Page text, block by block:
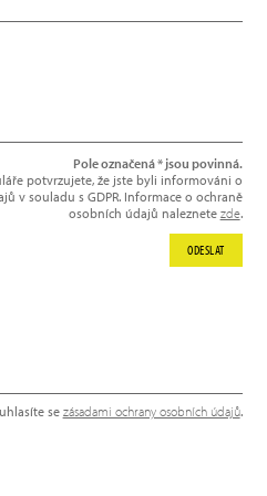
se zásadami ochrany osobních údajů.
Pole označená * jsou povinná.
potvrzujete, že jste byli informováni o
v souladu s GDPR. Informace o ochraně
osobních údajů naleznete zde.
ODESLAT